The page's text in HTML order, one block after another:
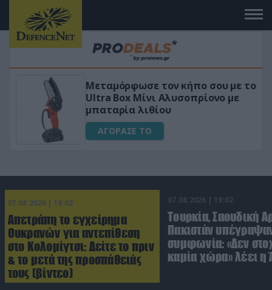
τον κήπο σου με το
Μίνι Αλυσοπρίονο με
λιθίου
«Μαγική»
για
07.08.2026 | 19:02
Απετράπη το εγχείρημα
Ουκρανών για αντεπίθεση
στο Κολομίγτσι: Δείτε το πριν
& το μετά της προσπάθειάς
τους (βίντεο)
07.08.2026 | 19:02
Τουρκία, Σαουδική
Πακιστάν
συμφωνία: «Δεν
καμία χώρα» λέει η